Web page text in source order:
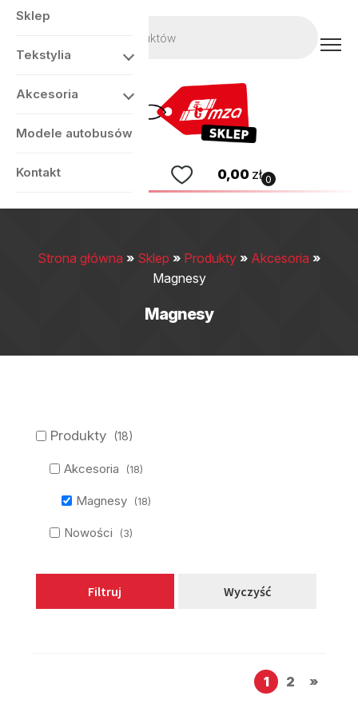
Wyszukiwarka
0,00 zł 0
Sklep
Tekstylia
Akcesoria
Modele autobusów
Kontakt
Strona główna » Sklep » Produkty » Akcesoria »
Magnesy
Magnesy
Produkty (18)
Akcesoria (18)
Magnesy (18)
Nowości (3)
Filtruj Wyczyść
1 2 »